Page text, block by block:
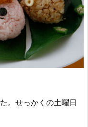
。せっかくの土曜日